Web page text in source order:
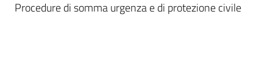
Procedure di somma urgenza e di protezione civile